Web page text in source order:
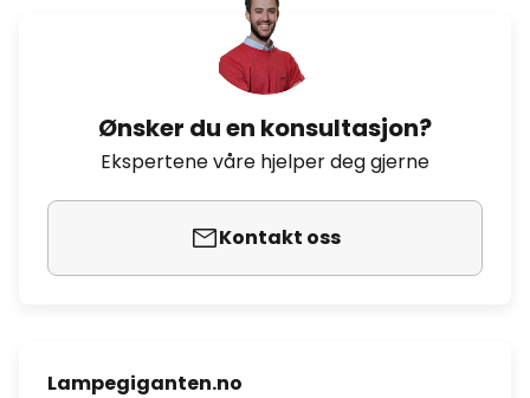
Ønsker du en konsultasjon?
Ekspertene våre hjelper deg gjerne
Kontakt oss
Lampegiganten.no